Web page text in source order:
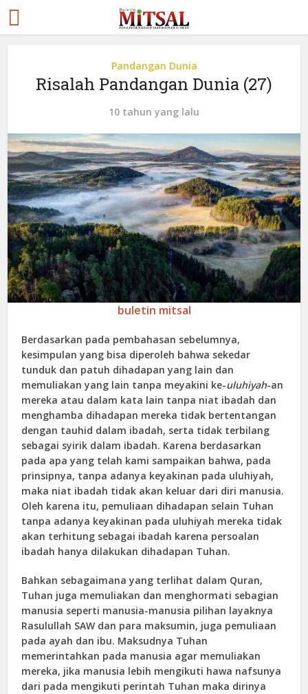
Pandangan Dunia
Risalah Pandangan Dunia (27)
10 tahun yang lalu
buletin mitsal
Berdasarkan pada pembahasan sebelumnya,
kesimpulan yang bisa diperoleh bahwa sekedar
tunduk dan patuh dihadapan yang lain dan
memuliakan yang lain tanpa meyakini ke-uluhiyah-an
mereka atau dalam kata lain tanpa niat ibadah dan
menghamba dihadapan mereka tidak bertentangan
dengan tauhid dalam ibadah, serta tidak terbilang
sebagai syirik dalam ibadah. Karena berdasarkan
pada apa yang telah kami sampaikan bahwa, pada
prinsipnya, tanpa adanya keyakinan pada uluhiyah,
maka niat ibadah tidak akan keluar dari diri manusia.
Oleh karena itu, pemuliaan dihadapan selain Tuhan
tanpa adanya keyakinan pada uluhiyah mereka tidak
akan terhitung sebagai ibadah karena persoalan
ibadah hanya dilakukan dihadapan Tuhan.
Bahkan sebagaimana yang terlihat dalam Quran,
Tuhan juga memuliakan dan menghormati sebagian
manusia seperti manusia-manusia pilihan layaknya
Rasulullah SAW dan para maksumin, juga pemuliaan
pada ayah dan ibu. Maksudnya Tuhan
memerintahkan pada manusia agar memuliakan
mereka, jika manusia lebih mengikuti hawa nafsunya
dari pada mengikuti perintah Tuhan maka dirinya